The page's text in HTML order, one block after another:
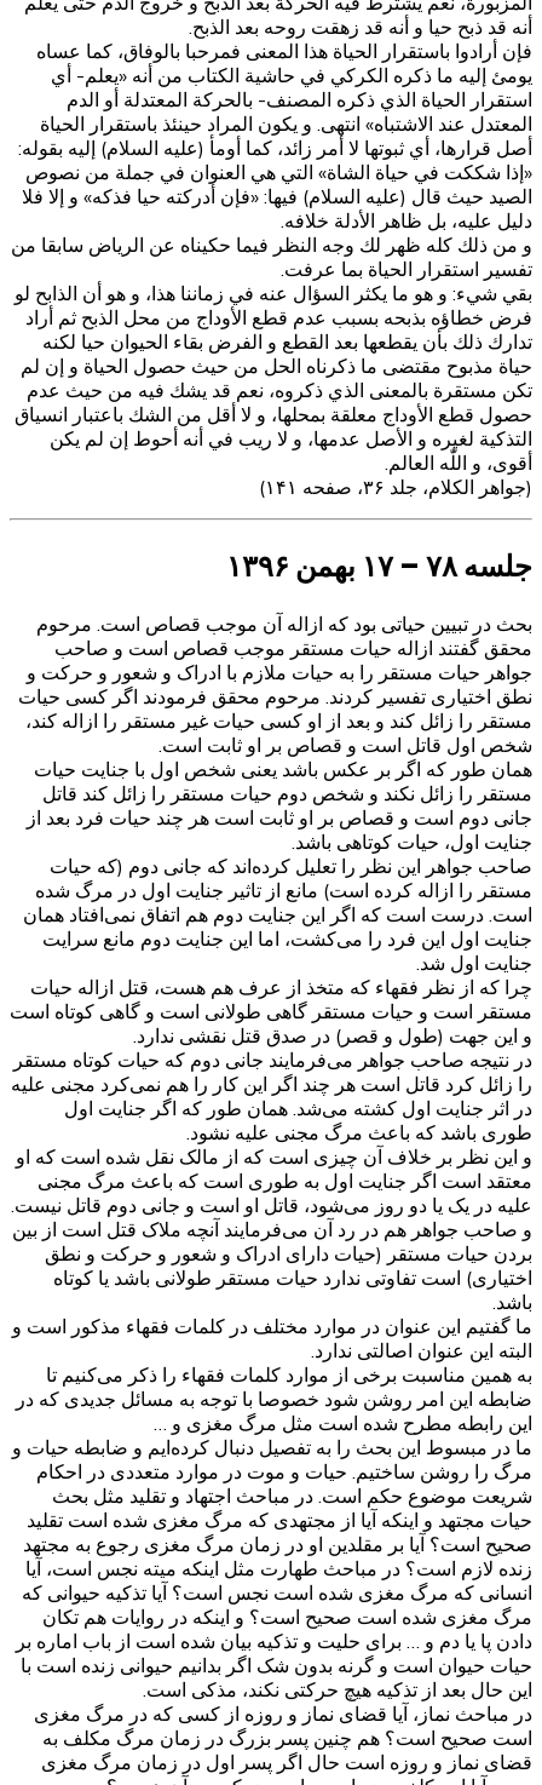
أنه قد ذبح حيا و أنه قد زهقت روحه بعد الذبح.
فإن أرادوا باستقرار الحياة هذا المعنى فمرحبا بالوفاق، كما عساه
يومئ إليه ما ذكره الكركي في حاشية الكتاب من أنه «يعلم- أي
استقرار الحياة الذي ذكره المصنف- بالحركة المعتدلة أو الدم
المعتدل عند الاشتباه» انتهى. و يكون المراد حينئذ باستقرار الحياة
أصل قرارها، أي ثبوتها لا أمر زائد، كما‌ أومأ (عليه السلام) إليه بقوله:
«إذا شككت في حياة الشاة»‌ التي هي العنوان في جملة من نصوص
الصيد حيث‌ قال (عليه السلام) فيها: «فإن أدركته حيا فذكه»‌ و إلا فلا
دليل عليه، بل ظاهر الأدلة خلافه.
و من ذلك كله ظهر لك وجه النظر فيما حكيناه عن الرياض سابقا من
تفسير استقرار الحياة بما عرفت.
بقي شي‌ء: و هو ما يكثر السؤال عنه في زماننا هذا، و هو أن الذابح لو
فرض خطاؤه بذبحه بسبب عدم قطع الأوداج من محل الذبح ثم أراد
تدارك ذلك بأن يقطعها بعد القطع و الفرض بقاء الحيوان حيا لكنه
حياة مذبوح مقتضى ما ذكرناه الحل من حيث حصول الحياة و إن لم
تكن مستقرة بالمعنى الذي ذكروه، نعم قد يشك فيه من حيث عدم
حصول قطع الأوداج معلقة بمحلها، و لا أقل من الشك باعتبار انسياق
التذكية لغيره و الأصل عدمها، و لا ريب في أنه أحوط إن لم يكن
أقوى، و اللّٰه العالم.
(جواهر الکلام، جلد ۳۶، صفحه ۱۴۱)
جلسه ۷۸ – ۱۷ بهمن ۱۳۹۶
بحث در تبیین حیاتی بود که ازاله آن موجب قصاص است. مرحوم
محقق گفتند ازاله حیات مستقر موجب قصاص است و صاحب
جواهر حیات مستقر را به حیات ملازم با ادراک و شعور و حرکت و
نطق اختیاری تفسیر کردند. مرحوم محقق فرمودند اگر کسی حیات
مستقر را زائل کند و بعد از او کسی حیات غیر مستقر را ازاله کند،
شخص اول قاتل است و قصاص بر او ثابت است.
همان طور که اگر بر عکس باشد یعنی شخص اول با جنایت حیات
مستقر را زائل نکند و شخص دوم حیات مستقر را زائل کند قاتل
جانی دوم است و قصاص بر او ثابت است هر چند حیات فرد بعد از
جنایت اول، حیات کوتاهی باشد.
صاحب جواهر این نظر را تعلیل کرده‌اند که جانی دوم (که حیات
مستقر را ازاله کرده است) مانع از تاثیر جنایت اول در مرگ شده
است. درست است که اگر این جنایت دوم هم اتفاق نمی‌افتاد همان
جنایت اول این فرد را می‌کشت، اما این جنایت دوم مانع سرایت
جنایت اول شد.
چرا که از نظر فقهاء که متخذ از عرف هم هست، قتل ازاله حیات
مستقر است و حیات مستقر گاهی طولانی است و گاهی کوتاه است
و این جهت (طول و قصر) در صدق قتل نقشی ندارد.
در نتیجه صاحب جواهر می‌فرمایند جانی دوم که حیات کوتاه مستقر
را زائل کرد قاتل است هر چند اگر این کار را هم نمی‌کرد مجنی علیه
در اثر جنایت اول کشته می‌شد. همان طور که اگر جنایت اول
طوری باشد که باعث مرگ مجنی علیه نشود.
و این نظر بر خلاف آن چیزی است که از مالک نقل شده است که او
معتقد است اگر جنایت اول به طوری است که باعث مرگ مجنی
علیه در یک یا دو روز می‌شود، قاتل او است و جانی دوم قاتل نیست.
و صاحب جواهر هم در رد آن می‌فرمایند آنچه ملاک قتل است از بین
بردن حیات مستقر (حیات دارای ادراک و شعور و حرکت و نطق
اختیاری) است تفاوتی ندارد حیات مستقر طولانی باشد یا کوتاه
باشد.
ما گفتیم این عنوان در موارد مختلف در کلمات فقهاء مذکور است و
البته این عنوان اصالتی ندارد.
به همین مناسبت برخی از موارد کلمات فقهاء را ذکر می‌کنیم تا
ضابطه این امر روشن شود خصوصا با توجه به مسائل جدیدی که در
این رابطه مطرح شده است مثل مرگ مغزی و …
ما در مبسوط این بحث را به تفصیل دنبال کرده‌ایم و ضابطه حیات و
مرگ را روشن ساختیم. حیات و موت در موارد متعددی در احکام
شریعت موضوع حکم است. در مباحث اجتهاد و تقلید مثل بحث
حیات مجتهد و اینکه آیا از مجتهدی که مرگ مغزی شده است تقلید
صحیح است؟ آیا بر مقلدین او در زمان مرگ مغزی رجوع به مجتهد
زنده لازم است؟ در مباحث طهارت مثل اینکه میته نجس است، آیا
انسانی که مرگ مغزی شده است نجس است؟ آیا تذکیه حیوانی که
مرگ مغزی شده است صحیح است؟ و اینکه در روایات هم تکان
دادن پا یا دم و … برای حلیت و تذکیه بیان شده است از باب اماره بر
حیات حیوان است و گرنه بدون شک اگر بدانیم حیوانی زنده است با
این حال بعد از تذکیه هیچ حرکتی نکند، مذکی است.
در مباحث نماز، آیا قضای نماز و روزه از کسی که در مرگ مغزی
است صحیح است؟ هم چنین پسر بزرگ در زمان مرگ مکلف به
قضای نماز و روزه است حال اگر پسر اول در زمان مرگ مغزی